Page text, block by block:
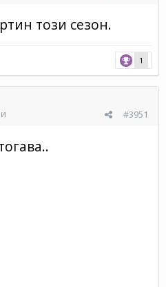
този сезон.
1
#3951